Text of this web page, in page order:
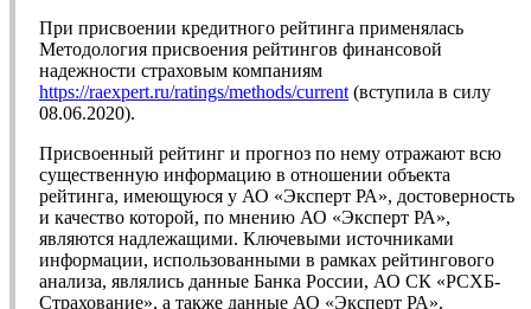
При присвоении кредитного рейтинга применялась
Методология присвоения рейтингов финансовой
надежности страховым компаниям
https://raexpert.ru/ratings/methods/current (вступила в силу
08.06.2020).
Присвоенный рейтинг и прогноз по нему отражают всю
существенную информацию в отношении объекта
рейтинга, имеющуюся у АО «Эксперт РА», достоверность
и качество которой, по мнению АО «Эксперт РА»,
являются надлежащими. Ключевыми источниками
информации, использованными в рамках рейтингового
анализа, являлись данные Банка России, АО СК «РСХБ-
Страхование», а также данные АО «Эксперт РА».